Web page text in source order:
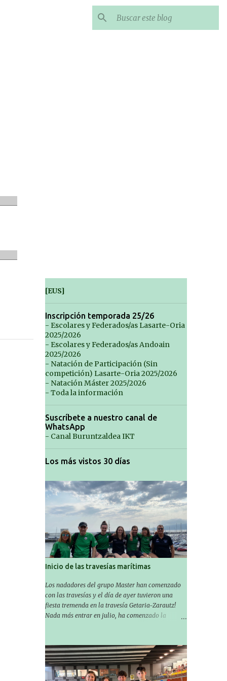
[EUS]
Inscripción temporada 25/26
- Escolares y Federados/as Lasarte-Oria
2025/2026
- Escolares y Federados/as Andoain
2025/2026
- Natación de Participación (Sin
competición) Lasarte-Oria 2025/2026
- Natación Máster 2025/2026
- Toda la información
Suscríbete a nuestro canal de
WhatsApp
- Canal Buruntzaldea IKT
Los más vistos 30 días
Inicio de las travesías marítimas
Los nadadores del grupo Master han comenzado
con las travesías y el día de ayer tuvieron una
fiesta tremenda en la travesía Getaria-Zarautz!
Nada más entrar en julio, ha comenzado la
Masters de nuestro equipo! En esta ocasión han
empezado a participar más tarde, pero ya han
estado en tres citas y están muy contentos,
esperando la fecha de su próxima cita. Para